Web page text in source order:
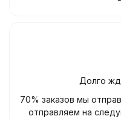
Долго
70% заказов мы
отправляем на